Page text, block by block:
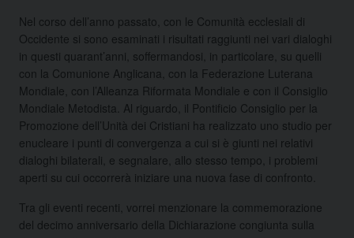
Nel corso dell’anno passato, con le Comunità ecclesiali di
Occidente si sono esaminati i risultati raggiunti nei vari dialoghi
in questi quarant’anni, soffermandosi, in particolare, su quelli
con la Comunione Anglicana, con la Federazione Luterana
Mondiale, con l’Alleanza Riformata Mondiale e con il Consiglio
Mondiale Metodista. Al riguardo, il Pontificio Consiglio per la
Promozione dell’Unità dei Cristiani ha realizzato uno studio per
enucleare i punti di convergenza a cui si è giunti nei relativi
dialoghi bilaterali, e segnalare, allo stesso tempo, i problemi
aperti su cui occorrerà iniziare una nuova fase di confronto.
Tra gli eventi recenti, vorrei menzionare la commemorazione
del decimo anniversario della Dichiarazione congiunta sulla